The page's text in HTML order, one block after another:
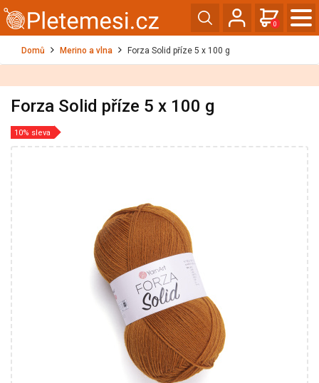
0
Domů Merino a vlna Forza Solid příze 5 x 100 g
Forza Solid příze 5 x 100 g
10% sleva